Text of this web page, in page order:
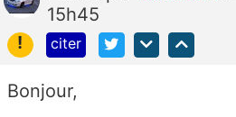
15h45
!
citer
Bonjour,